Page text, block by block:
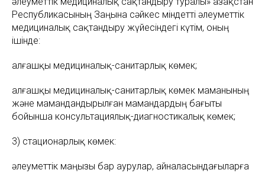
Республикасының Заңына сәйкес міндетті әлеуметтік
медициналық сақтандыру жүйесіндегі күтім, оның
ішінде:
алғашқы медициналық-санитарлық көмек;
алғашқы медициналық-санитарлық көмек маманының
және мамандандырылған мамандардың бағыты
бойынша консультациялық-диагностикалық көмек;
3) стационарлық көмек:
әлеуметтiк маңызы бар аурулар, айналасындағыларға